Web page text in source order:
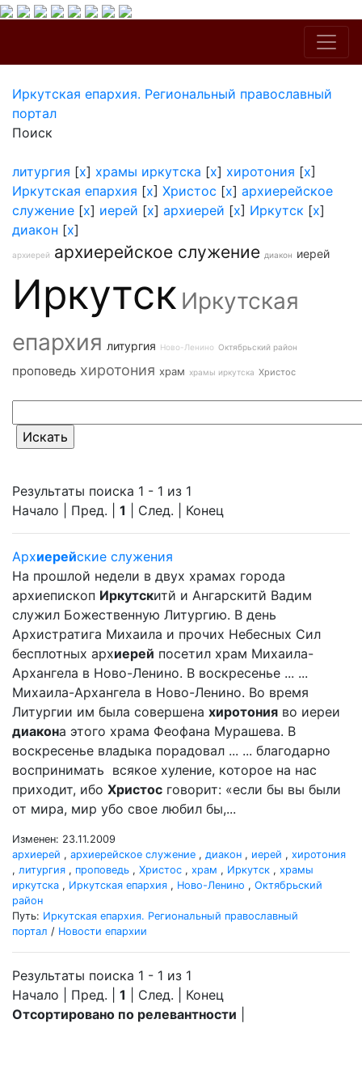
Иркутская епархия. Региональный православный
портал
Поиск
литургия [x] храмы иркутска [x] хиротония [x]
Иркутская епархия [x] Христос [x] архиерейское
служение [x] иерей [x] архиерей [x] Иркутск [x]
диакон [x]
архиерей архиерейское служение диакон иерей
Иркутск Иркутская
епархия литургия Ново-Ленино Октябрьский район
проповедь хиротония храм храмы иркутска Христос
Результаты поиска 1 - 1 из 1
Начало | Пред. | 1 | След. | Конец
Архиерейские служения
На прошлой недели в двух храмах города
архиепископ Иркутскитй и Ангарскитй Вадим
служил Божественную Литургию. В день
Архистратига Михаила и прочих Небесных Сил
бесплотных архиерей посетил храм Михаила-
Архангела в Ново-Ленино. В воскресенье ... ...
Михаила-Архангела в Ново-Ленино. Во время
Литургии им была совершена хиротония во иереи
диакона этого храма Феофана Мурашева. В
воскресенье владыка порадовал ... ... благодарно
воспринимать всякое хуление, которое на нас
приходит, ибо Христос говорит: «если бы вы были
от мира, мир убо свое любил бы,...
Изменен: 23.11.2009
архиерей , архиерейское служение , диакон , иерей , хиротония
, литургия , проповедь , Христос , храм , Иркутск , храмы
иркутска , Иркутская епархия , Ново-Ленино , Октябрьский
район
Путь: Иркутская епархия. Региональный православный
портал / Новости епархии
Результаты поиска 1 - 1 из 1
Начало | Пред. | 1 | След. | Конец
Отсортировано по релевантности